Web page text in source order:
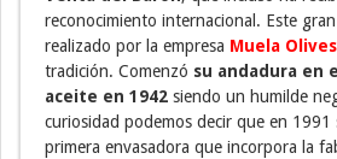
reconocimiento internacional. Este
realizado por la empresa Muela Olives
tradición. Comenzó su andadura en
aceite en 1942 siendo un humilde
curiosidad podemos decir que en 1991
primera envasadora que incorpora la